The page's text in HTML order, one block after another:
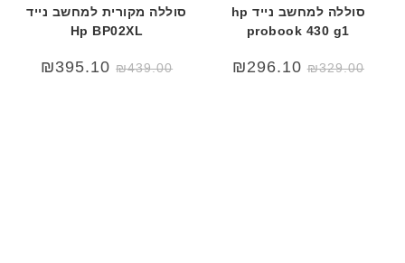
סוללה למחשב נייד hp
probook 430 g1
₪329.00
₪296.10
סוללה מקורית למחשב נייד
Hp BP02XL
המחיר
המקורי
₪439.00
המחיר
הנוכחי
₪395.10